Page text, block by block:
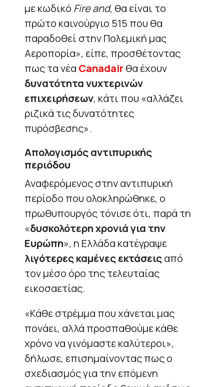
με κωδικό Fire and, θα είναι το
πρώτο καινούργιο 515 που θα
παραδοθεί στην Πολεμική μας
Αεροπορία», είπε, προσθέτοντας
πως τα νέα Canadair θα έχουν
δυνατότητα νυχτερινών
επιχειρήσεων, κάτι που «αλλάζει
ριζικά τις δυνατότητες
πυρόσβεσης».
Απολογισμός αντιπυρικής
περιόδου
Αναφερόμενος στην αντιπυρική
περίοδο που ολοκληρώθηκε, ο
πρωθυπουργός τόνισε ότι, παρά τη
«δυσκολότερη χρονιά για την
Ευρώπη», η Ελλάδα κατέγραψε
λιγότερες καμένες εκτάσειςαπό
τον μέσο όρο της τελευταίας
εικοσαετίας.
«Κάθε στρέμμα που χάνεται μας
πονάει, αλλά προσπαθούμε κάθε
χρόνο να γινόμαστε καλύτεροι»,
δήλωσε, επισημαίνοντας πως ο
σχεδιασμός για την επόμενη